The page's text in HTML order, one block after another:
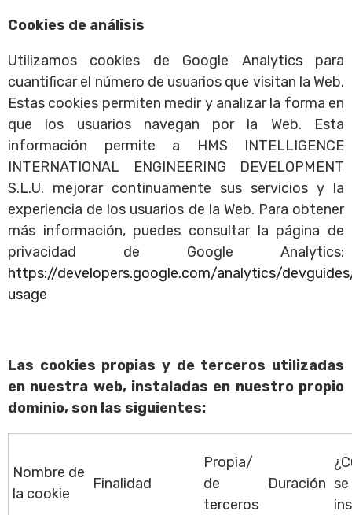
Cookies de análisis
Utilizamos cookies de Google Analytics para
cuantificar el número de usuarios que visitan la Web.
Estas cookies permiten medir y analizar la forma en
que los usuarios navegan por la Web. Esta
información permite a HMS INTELLIGENCE
INTERNATIONAL ENGINEERING DEVELOPMENT
S.L.U. mejorar continuamente sus servicios y la
experiencia de los usuarios de la Web. Para obtener
más información, puedes consultar la página de
privacidad de Google Analytics:
https://developers.google.com/analytics/
usage
Las cookies propias y de terceros utilizadas
en nuestra web, instaladas en nuestro propio
dominio, son las siguientes:
Nombre de
la cookie
Finalidad
Propia/
de
terceros
Duración se